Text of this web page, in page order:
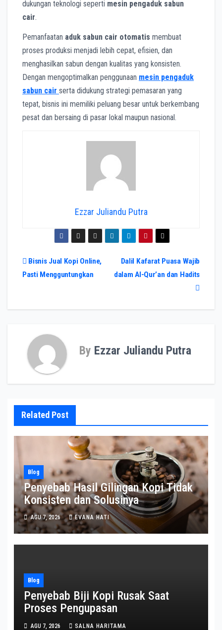
dukungan teknologi seperti mesin pengaduk sabun
cair.
Pemanfaatan aduk sabun cair otomatis membuat
proses produksi menjadi lebih cepat, efisien, dan
menghasilkan sabun dengan kualitas yang konsisten.
Dengan mengoptimalkan penggunaan mesin pengaduk
sabun cair serta didukung strategi pemasaran yang
tepat, bisnis ini memiliki peluang besar untuk berkembang
pesat dan bersaing di pasar lokal maupun nasional.
Ezzar Juliandu Putra
Navigasi
Dalil Kafarat Puasa Wajib
dalam Al-Qur’an dan Hadits
Bisnis Jual Kopi Online,
Pasti Mengguntungkan
By Ezzar Juliandu Putra
Related Post
Blog
Penyebab Hasil Gilingan Kopi Tidak
Konsisten dan Solusinya
AGU 7, 2026 EVANA HATI
Blog
Penyebab Biji Kopi Rusak Saat
Proses Pengupasan
AGU 7, 2026 SALNA HARITAMA